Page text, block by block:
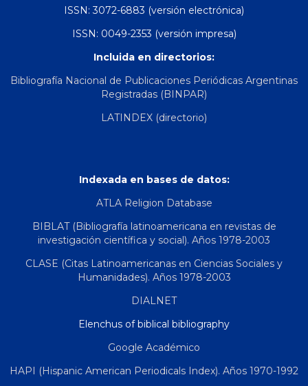
ISSN: 3072-6883 (versión electrónica)
ISSN: 0049-2353 (versión impresa)
Incluida en directorios:
Bibliografía Nacional de Publicaciones Periódicas Argentinas
Registradas (BINPAR)
LATINDEX (directorio)
Indexada en bases de datos:
ATLA Religion Database
BIBLAT (Bibliografía latinoamericana en revistas de
investigación científica y social). Años 1978-2003
CLASE (Citas Latinoamericanas en Ciencias Sociales y
Humanidades). Años 1978-2003
DIALNET
Elenchus of biblical bibliography
Google Académico
HAPI (Hispanic American Periodicals Index). Años 1970-1992